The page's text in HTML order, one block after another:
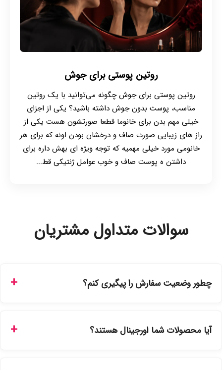
روتین پوستی برای جوش
روتین پوستی برای جوش چگونه می‌توانید با یک روتین
مناسب، پوست بدون جوش داشته باشید؟ یکی از اجزای
خیلی مهم بدن برای خانوما قطعا صورتشون هست یکی از
راز های زیبایی صورت صاف و درخشان بودن اونه که برای هر
خانومی مورد خیلی مهمیه که توجه ویژه ای بهش داره برای
داشتن ه پوست صاف و خوب عوامل ژنتیکی قط...
سوالات متداول مشتریان
چطور وضعیت سفارش را پیگیری کنم؟
سفارشات در سایت، وضعیت لحظه‌ای مرسوله را مشاهده کنید.
آیا محصولات شما اورجینال هستند؟